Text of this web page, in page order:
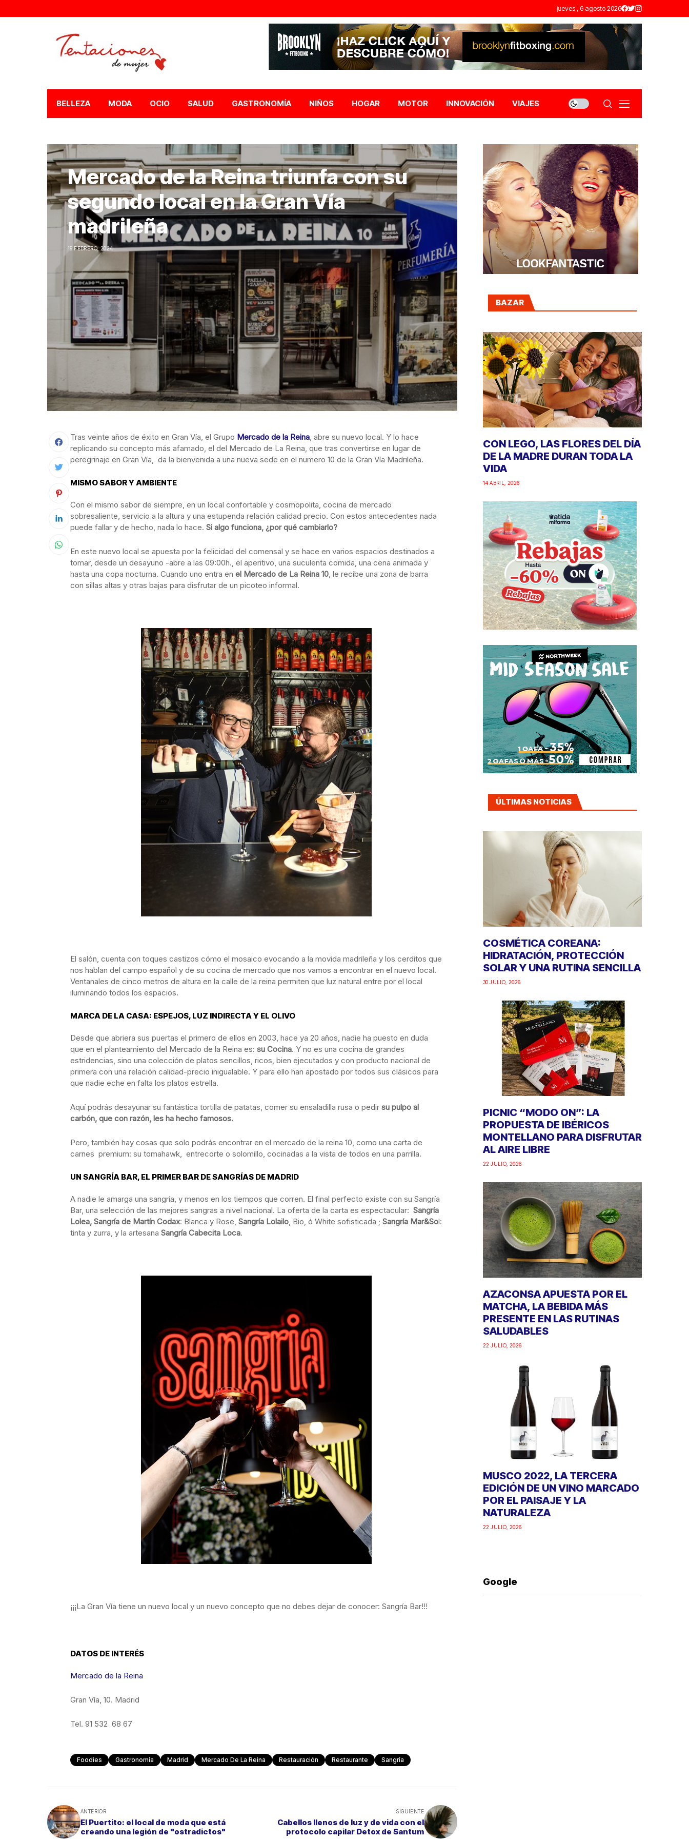
jueves , 6 agosto 2026
BELLEZA MODA OCIO SALUD GASTRONOMÍA NIÑOS HOGAR MOTOR INNOVACIÓN VIAJES
Mercado de la Reina triunfa con su
segundo local en la Gran Vía
madrileña
19 FEBRERO, 2024
Tras veinte años de éxito en Gran Vía, el Grupo Mercado de la Reina, abre su nuevo local. Y lo hace
replicando su concepto más afamado, el del Mercado de La Reina, que tras convertirse en lugar de
peregrinaje en Gran Vía, da la bienvenida a una nueva sede en el numero 10 de la Gran Vía Madrileña.
MISMO SABOR Y AMBIENTE
Con el mismo sabor de siempre, en un local confortable y cosmopolita, cocina de mercado
sobresaliente, servicio a la altura y una estupenda relación calidad precio. Con estos antecedentes nada
puede fallar y de hecho, nada lo hace. Si algo funciona, ¿por qué cambiarlo?
En este nuevo local se apuesta por la felicidad del comensal y se hace en varios espacios destinados a
tomar, desde un desayuno -abre a las 09:00h., el aperitivo, una suculenta comida, una cena animada y
hasta una copa nocturna. Cuando uno entra en el Mercado de La Reina 10, le recibe una zona de barra
con sillas altas y otras bajas para disfrutar de un picoteo informal.
El salón, cuenta con toques castizos cómo el mosaico evocando a la movida madrileña y los cerditos que
nos hablan del campo español y de su cocina de mercado que nos vamos a encontrar en el nuevo local.
Ventanales de cinco metros de altura en la calle de la reina permiten que luz natural entre por el local
iluminando todos los espacios.
MARCA DE LA CASA: ESPEJOS, LUZ INDIRECTA Y EL OLIVO
Desde que abriera sus puertas el primero de ellos en 2003, hace ya 20 años, nadie ha puesto en duda
que en el planteamiento del Mercado de la Reina es: su Cocina. Y no es una cocina de grandes
estridencias, sino una colección de platos sencillos, ricos, bien ejecutados y con producto nacional de
primera con una relación calidad-precio inigualable. Y para ello han apostado por todos sus clásicos para
que nadie eche en falta los platos estrella.
Aquí podrás desayunar su fantástica tortilla de patatas, comer su ensaladilla rusa o pedir su pulpo al
carbón, que con razón, les ha hecho famosos.
Pero, también hay cosas que solo podrás encontrar en el mercado de la reina 10, como una carta de
carnes premium: su tomahawk, entrecorte o solomillo, cocinadas a la vista de todos en una parrilla.
UN SANGRÍA BAR, EL PRIMER BAR DE SANGRÍAS DE MADRID
A nadie le amarga una sangría, y menos en los tiempos que corren. El final perfecto existe con su Sangría
Bar, una selección de las mejores sangras a nivel nacional. La oferta de la carta es espectacular: Sangría
Lolea, Sangría de Martín Codax: Blanca y Rose, Sangría Lolailo, Bio, ó White sofisticada ; Sangría Mar&Sol:
tinta y zurra, y la artesana Sangría Cabecita Loca.
¡¡¡La Gran Vía tiene un nuevo local y un nuevo concepto que no debes dejar de conocer: Sangría Bar!!!
DATOS DE INTERÉS
Mercado de la Reina
Gran Vía, 10. Madrid
Tel. 91 532 68 67
Foodies Gastronomía Madrid Mercado De La Reina Restauración Restaurante Sangría
ANTERIOR
El Puertito: el local de moda que está
creando una legión de "ostradictos"
SIGUIENTE
Cabellos llenos de luz y de vida con el
protocolo capilar Detox de Santum
BAZAR
CON LEGO, LAS FLORES DEL DÍA
DE LA MADRE DURAN TODA LA
VIDA
14 ABRIL, 2026
ÚLTIMAS NOTICIAS
COSMÉTICA COREANA:
HIDRATACIÓN, PROTECCIÓN
SOLAR Y UNA RUTINA SENCILLA
30 JULIO, 2026
PICNIC “MODO ON”: LA
PROPUESTA DE IBÉRICOS
MONTELLANO PARA DISFRUTAR
AL AIRE LIBRE
22 JULIO, 2026
AZACONSA APUESTA POR EL
MATCHA, LA BEBIDA MÁS
PRESENTE EN LAS RUTINAS
SALUDABLES
22 JULIO, 2026
MUSCO 2022, LA TERCERA
EDICIÓN DE UN VINO MARCADO
POR EL PAISAJE Y LA
NATURALEZA
22 JULIO, 2026
Google